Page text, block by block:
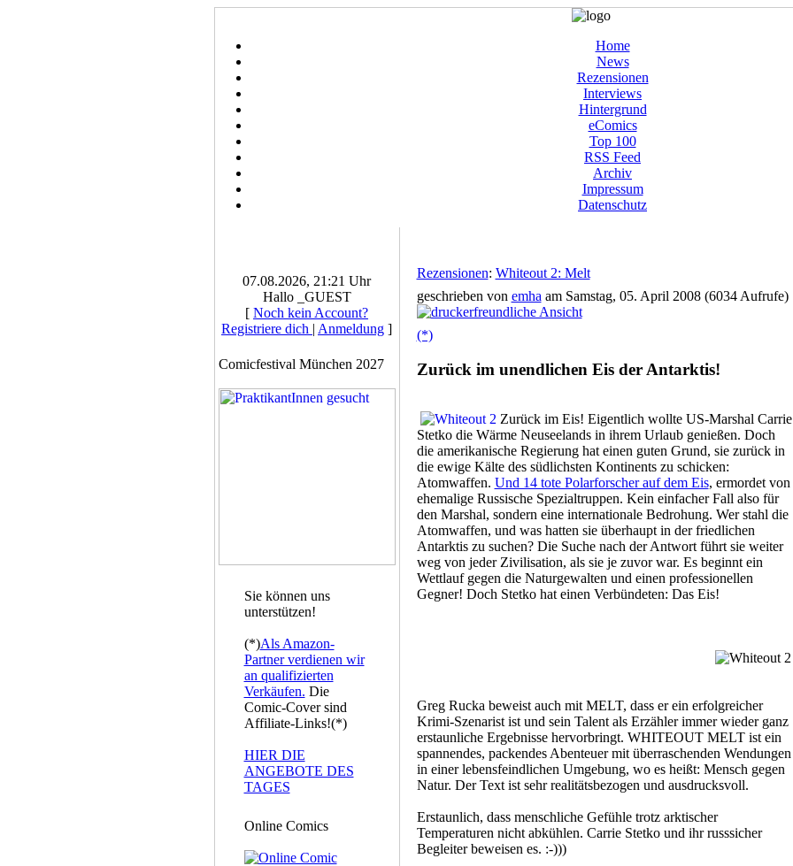
Home
News
Rezensionen
Interviews
Hintergrund
eComics
Top 100
RSS Feed
Archiv
Impressum
Datenschutz
07.08.2026, 21:21 Uhr
Hallo _GUEST
[ Noch kein Account?
Registriere dich | Anmeldung ]
Comicfestival München 2027
Sie können uns
unterstützen!
(*)Als Amazon-
Partner verdienen wir
an qualifizierten
Verkäufen. Die
Comic-Cover sind
Affiliate-Links!(*)
HIER DIE
ANGEBOTE DES
TAGES
Online Comics
Rezensionen: Whiteout 2: Melt
geschrieben von emha am Samstag, 05. April 2008 (6034 Aufrufe)
(*)
Zurück im unendlichen Eis der Antarktis!
Zurück im Eis! Eigentlich wollte US-Marshal Carrie
Stetko die Wärme Neuseelands in ihrem Urlaub genießen. Doch
die amerikanische Regierung hat einen guten Grund, sie zurück in
die ewige Kälte des südlichsten Kontinents zu schicken:
Atomwaffen. Und 14 tote Polarforscher auf dem Eis, ermordet von
ehemalige Russische Spezialtruppen. Kein einfacher Fall also für
den Marshal, sondern eine internationale Bedrohung. Wer stahl die
Atomwaffen, und was hatten sie überhaupt in der friedlichen
Antarktis zu suchen? Die Suche nach der Antwort führt sie weiter
weg von jeder Zivilisation, als sie je zuvor war. Es beginnt ein
Wettlauf gegen die Naturgewalten und einen professionellen
Gegner! Doch Stetko hat einen Verbündeten: Das Eis!
Greg Rucka beweist auch mit MELT, dass er ein erfolgreicher
Krimi-Szenarist ist und sein Talent als Erzähler immer wieder ganz
erstaunliche Ergebnisse hervorbringt. WHITEOUT MELT ist ein
spannendes, packendes Abenteuer mit überraschenden Wendungen
in einer lebensfeindlichen Umgebung, wo es heißt: Mensch gegen
Natur. Der Text ist sehr realitätsbezogen und ausdrucksvoll.
Erstaunlich, dass menschliche Gefühle trotz arktischer
Temperaturen nicht abkühlen. Carrie Stetko und ihr russsicher
Begleiter beweisen es. :-)))